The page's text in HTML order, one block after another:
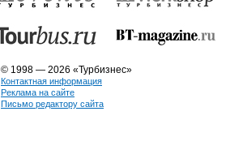
© 1998 — 2026 «Турбизнес»
Контактная информация
Реклама на сайте
Письмо редактору сайта